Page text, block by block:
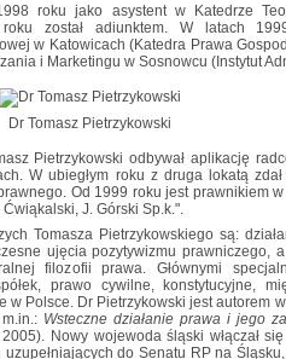
roku jako asystent w Katedrze
został adiunktem. W latach
w Katowicach (Katedra Prawa
i Marketingu w Sosnowcu (Instytut
Dr Tomasz Pietrzykowski
Pietrzykowski odbywał aplikację
W ubiegłym roku z druga lokatą
Od 1999 roku jest prawnikiem
J. Górski Sp.k.".
Tomasza Pietrzykowskiego są:
ujęcia pozytywizmu prawniczego,
filozofii prawa. Głównymi
prawo cywilne, konstytucyjne,
w Polsce. Dr Pietrzykowski jest autorem
Wsteczne działanie prawa i jego
Nowy wojewoda śląski włączał
do Senatu RP na Śląsku,